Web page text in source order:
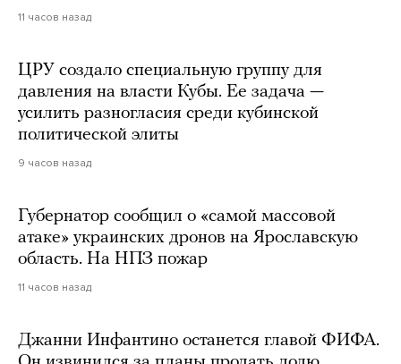
11 часов назад
ЦРУ создало специальную группу для
давления на власти Кубы. Ее задача —
усилить разногласия среди кубинской
политической элиты
9 часов назад
Губернатор сообщил о «самой массовой
атаке» украинских дронов на Ярославскую
область. На НПЗ пожар
11 часов назад
Джанни Инфантино останется главой ФИФА.